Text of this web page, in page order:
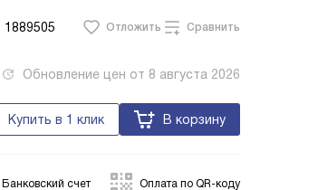
1889505 Отложить Сравнить
Обновление цен от 8 августа 2026
Купить в 1 клик В корзину
Банковский счет Оплата по QR-коду